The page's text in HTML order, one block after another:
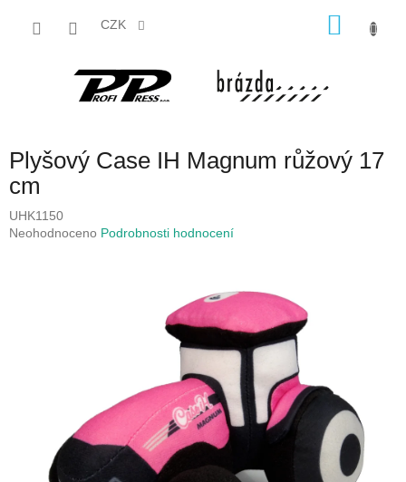
CZK
Plyšový Case IH Magnum růžový 17
cm
UHK1150
Průměrné
Neohodnoceno Podrobnosti hodnocení